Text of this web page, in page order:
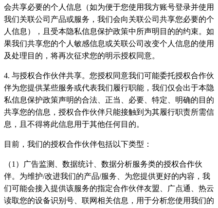
会共享必要的个人信息（如为便于您使用我方账号登录并使用
我们关联公司产品或服务，我们会向关联公司共享您必要的个
人信息），且受本隐私信息保护政策中所声明目的的约束。如
果我们共享您的个人敏感信息或关联公司改变个人信息的使用
及处理目的，将再次征求您的明示授权同意。
4. 与授权合作伙伴共享。您授权同意我们可能委托授权合作伙
伴为您提供某些服务或代表我们履行职能，我们仅会出于本隐
私信息保护政策声明的合法、正当、必要、特定、明确的目的
共享您的信息，授权合作伙伴只能接触到为其履行职责所需信
息，且不得将此信息用于其他任何目的。
目前，我们的授权合作伙伴包括以下类型：
（1）广告监测、数据统计、数据分析服务类的授权合作伙
伴。为维护/改进我们的产品/服务、为您提供更好的内容，我
们可能会接入提供该服务的指定合作伙伴友盟、广点通、热云
读取您的设备识别号、联网相关信息，用于分析您使用我们的